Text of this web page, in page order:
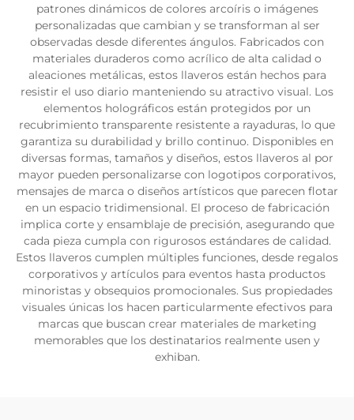
patrones dinámicos de colores arcoíris o imágenes
personalizadas que cambian y se transforman al ser
observadas desde diferentes ángulos. Fabricados con
materiales duraderos como acrílico de alta calidad o
aleaciones metálicas, estos llaveros están hechos para
resistir el uso diario manteniendo su atractivo visual. Los
elementos holográficos están protegidos por un
recubrimiento transparente resistente a rayaduras, lo que
garantiza su durabilidad y brillo continuo. Disponibles en
diversas formas, tamaños y diseños, estos llaveros al por
mayor pueden personalizarse con logotipos corporativos,
mensajes de marca o diseños artísticos que parecen flotar
en un espacio tridimensional. El proceso de fabricación
implica corte y ensamblaje de precisión, asegurando que
cada pieza cumpla con rigurosos estándares de calidad.
Estos llaveros cumplen múltiples funciones, desde regalos
corporativos y artículos para eventos hasta productos
minoristas y obsequios promocionales. Sus propiedades
visuales únicas los hacen particularmente efectivos para
marcas que buscan crear materiales de marketing
memorables que los destinatarios realmente usen y
exhiban.